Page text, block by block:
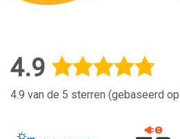
4.9
4.9 van de 5 sterren (gebaseerd op